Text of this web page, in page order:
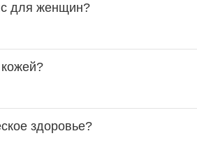
для женщин?
здоровье?